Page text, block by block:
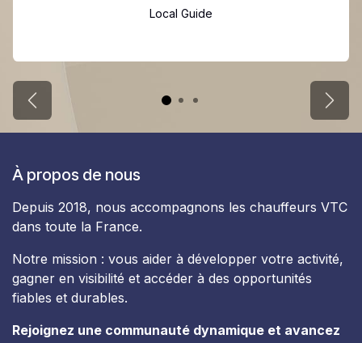
Local Guide
Précédent
À propos de nous
Depuis 2018, nous accompagnons les chauffeurs VTC
dans toute la France.
Notre mission : vous aider à développer votre activité,
gagner en visibilité et accéder à des opportunités
fiables et durables.
Rejoignez une communauté dynamique et avancez